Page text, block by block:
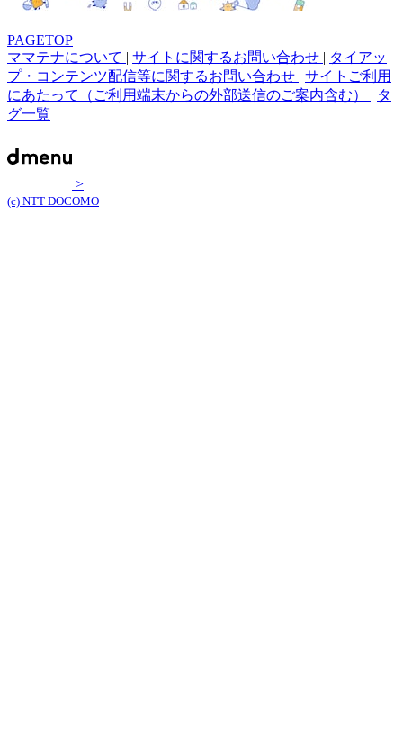
PAGETOP
ママテナについて | サイトに関するお問い合わせ | タイアッ
プ・コンテンツ配信等に関するお問い合わせ | サイトご利用
にあたって（ご利用端末からの外部送信のご案内含む） | タ
グ一覧
>
(c) NTT DOCOMO